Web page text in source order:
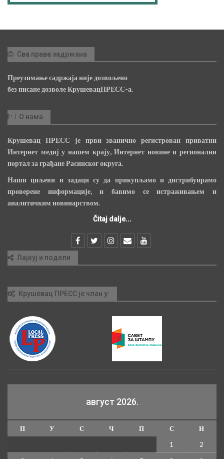
Сва права задржана
Преузимање садржаја није дозвољено
без писане дозволе КрушевацПРЕСС-а.
О нама
Крушевац ПРЕСС је први званично регистрован приватни
Интернет медиј у нашем крају, Интернет новине и регионални
портал за грађане Расинског округа.
Наши циљеви и задаци су да прикупљамо и дистрибуирамо
проверене информације, и бавимо се истраживањем и
аналитичким новинарством.
Čitaj dalje...
Лајкуј и подели
Крушевац ПРЕСС је члан у:
август 2026.
П У С Ч П С
Н
1
2